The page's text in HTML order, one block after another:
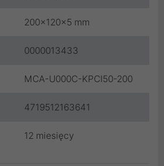
200x120x5 mm
0000013433
MCA-U000C-KPCI50-200
4719512163641
12 miesięcy